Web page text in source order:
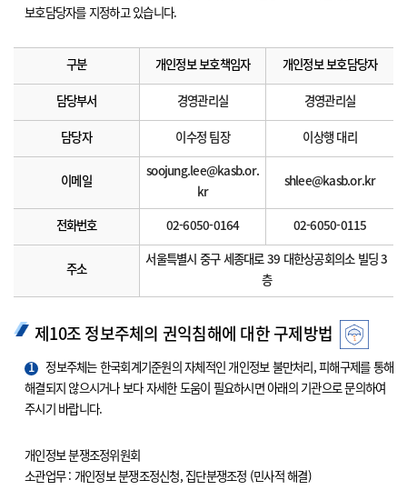
보호담당자를 지정하고 있습니다.
구분 개인정보 보호책임자 개인정보 보호담당자
담당부서 경영관리실 경영관리실
담당자 이수정 팀장 이상행 대리
이메일
soojung.lee@kasb.or.
kr
shlee@kasb.or.kr
전화번호 02-6050-0164 02-6050-0115
주소
서울특별시 중구 세종대로 39 대한상공회의소 빌딩 3
층
제10조 정보주체의 권익침해에 대한 구제방법
1
정보주체는 한국회계기준원의 자체적인 개인정보 불만처리, 피해구제를 통해
해결되지 않으시거나 보다 자세한 도움이 필요하시면 아래의 기관으로 문의하여
주시기 바랍니다.
개인정보 분쟁조정위원회
소관업무 : 개인정보 분쟁조정신청, 집단분쟁조정 (민사적 해결)